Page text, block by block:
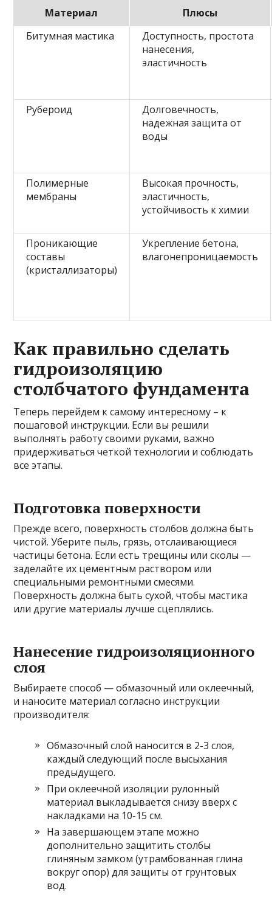
Материал
Плюсы
Битумная мастика
Доступность, простота
нанесения,
эластичность
Рубероид
Долговечность,
надежная защита от
воды
Полимерные
мембраны
Высокая прочность,
эластичность,
устойчивость к химии
Проникающие
составы
(кристаллизаторы)
Укрепление бетона,
влагонепроницаемость
Как правильно сделать
гидроизоляцию
столбчатого фундамента
Теперь перейдем к самому интересному – к
пошаговой инструкции. Если вы решили
выполнять работу своими руками, важно
придерживаться четкой технологии и соблюдать
все этапы.
Подготовка поверхности
Прежде всего, поверхность столбов должна быть
чистой. Уберите пыль, грязь, отслаивающиеся
частицы бетона. Если есть трещины или сколы —
заделайте их цементным раствором или
специальными ремонтными смесями.
Поверхность должна быть сухой, чтобы мастика
или другие материалы лучше сцеплялись.
Нанесение гидроизоляционного
слоя
Выбираете способ — обмазочный или оклеечный,
и наносите материал согласно инструкции
производителя:
Обмазочный слой наносится в 2-3 слоя,
каждый следующий после высыхания
предыдущего.
При оклеечной изоляции рулонный
материал выкладывается снизу вверх с
накладками на 10-15 см.
На завершающем этапе можно
дополнительно защитить столбы
глиняным замком (утрамбованная глина
вокруг опор) для защиты от грунтовых
вод.